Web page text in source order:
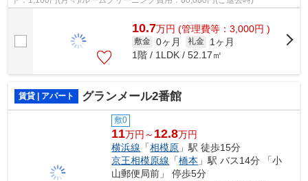
10.7万円 (管理費等：3,000円 )
敷金 0ヶ月 礼金
1ヶ月
1階 / 1LDK / 52.17㎡
賃貸 | アパート グランメール2番館
敷0
11万円～ 12.8万円
横浜線 「相模原 」駅 徒歩15分
京王相模原線 「橋本 」駅 バス14分 「小
山郵便局前」 停歩5分